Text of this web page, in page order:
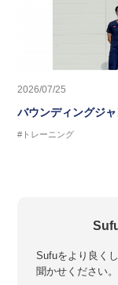
2026/07/25
バウンディングジ
#トレーニング
Sufuをより良く
聞かせください。